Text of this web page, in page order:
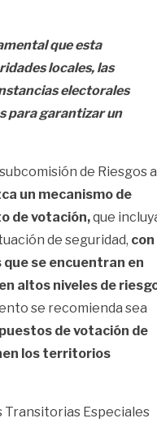
que esta
locales, las
electorales
para garantizar un
de Riesgos
un mecanismo de
de votación,que
de seguridad, con
se encuentran en
altos niveles de
se recomienda sea
de votación de
los territorios
Especiales